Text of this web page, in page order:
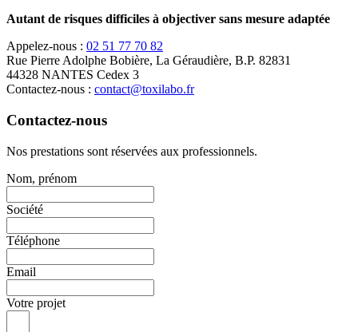
Autant de risques difficiles à objectiver sans mesure adaptée
Appelez-nous : 02 51 77 70 82
Rue Pierre Adolphe Bobière, La Géraudière, B.P. 82831
44328 NANTES Cedex 3
Contactez-nous : contact@toxilabo.fr
Contactez-nous
Nos prestations sont réservées aux professionnels.
Nom, prénom
Société
Téléphone
Email
Votre projet